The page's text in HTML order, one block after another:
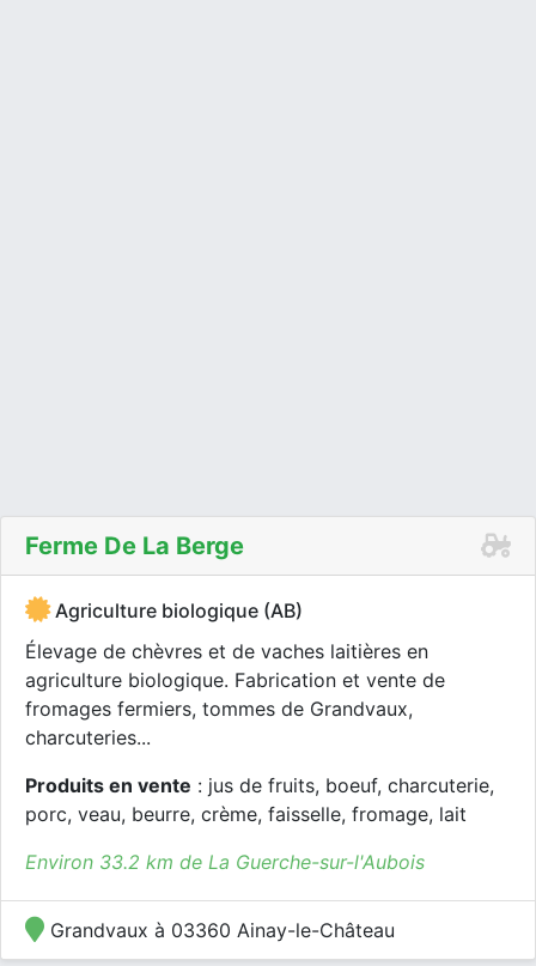
Ferme De La Berge
Agriculture biologique (AB)
Élevage de chèvres et de vaches laitières en
agriculture biologique. Fabrication et vente de
fromages fermiers, tommes de Grandvaux,
charcuteries...
Produits en vente : jus de fruits, boeuf, charcuterie,
porc, veau, beurre, crème, faisselle, fromage, lait
Environ 33.2 km de La Guerche-sur-l'Aubois
Grandvaux à 03360 Ainay-le-Château